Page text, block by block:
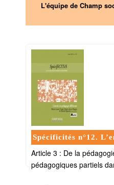
L'équipe de Champ
Spécificités n°12.
Article 3 : De la
pédagogiques partiels